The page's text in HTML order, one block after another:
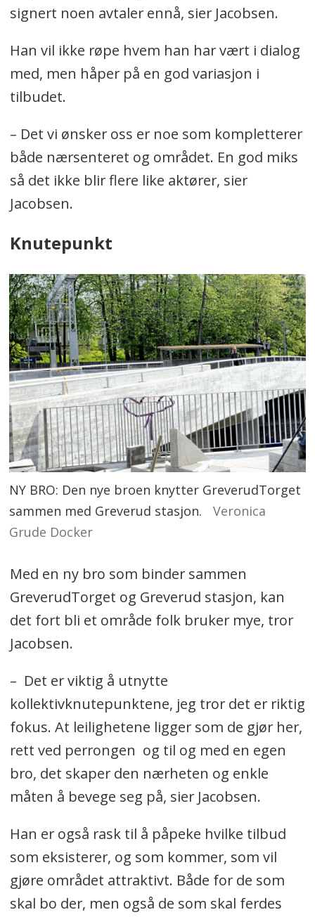
signert noen avtaler ennå, sier Jacobsen.
Han vil ikke røpe hvem han har vært i dialog
med, men håper på en god variasjon i
tilbudet.
– Det vi ønsker oss er noe som kompletterer
både nærsenteret og området. En god miks
så det ikke blir flere like aktører, sier
Jacobsen.
Knutepunkt
NY BRO: Den nye broen knytter GreverudTorget
sammen med Greverud stasjon.
Veronica
Grude Docker
Med en ny bro som binder sammen
GreverudTorget og Greverud stasjon, kan
det fort bli et område folk bruker mye, tror
Jacobsen.
– Det er viktig å utnytte
kollektivknutepunktene, jeg tror det er riktig
fokus. At leilighetene ligger som de gjør her,
rett ved perrongen og til og med en egen
bro, det skaper den nærheten og enkle
måten å bevege seg på, sier Jacobsen.
Han er også rask til å påpeke hvilke tilbud
som eksisterer, og som kommer, som vil
gjøre området attraktivt. Både for de som
skal bo der, men også de som skal ferdes